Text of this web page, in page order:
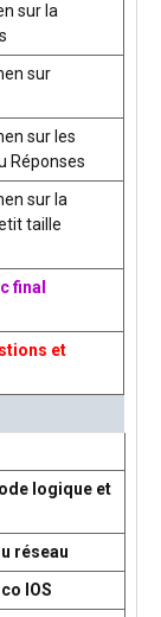
sur la
sur
sur les
Réponses
sur la
taille
final
et
logique et
réseau
IOS